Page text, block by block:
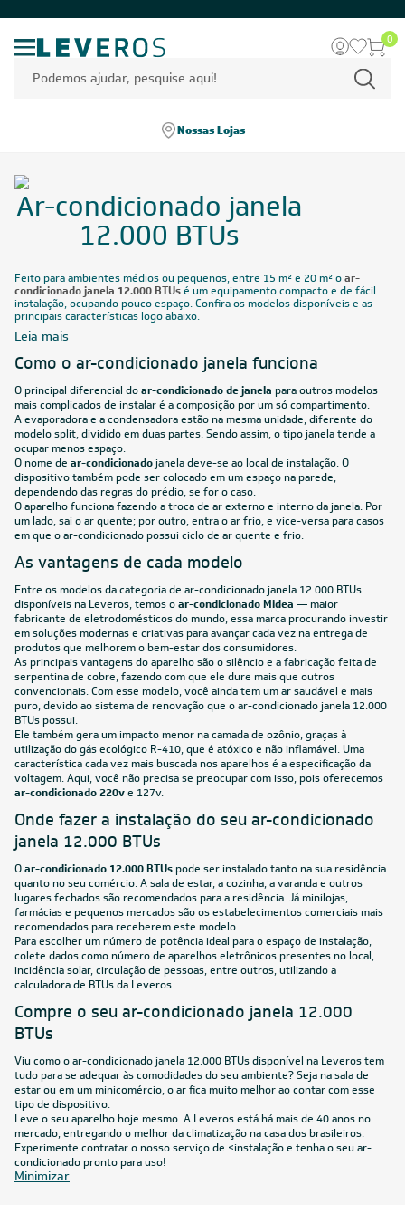
0
Nossas Lojas
Ar-condicionado janela
12.000 BTUs
Feito para ambientes médios ou pequenos, entre 15 m² e 20 m² oar-
condicionado janela 12.000 BTUsé um equipamento compacto e de fácil
instalação, ocupando pouco espaço. Confira os modelos disponíveis e as
principais características logo abaixo.
Leia mais
Como o ar-condicionado janela funciona
O principal diferencial doar-condicionado de janela para outros modelos
mais complicados de instalar é a composição por um só compartimento.
A evaporadora e a condensadora estão na mesma unidade, diferente do
modelosplit, dividido em duas partes. Sendo assim, o tipo janela tende a
ocupar menos espaço.
O nome de ar-condicionadojanela deve-se ao local de instalação. O
dispositivo também pode ser colocado em um espaço na parede,
dependendo das regras do prédio, se for o caso.
O aparelho funciona fazendo a troca de ar externo e interno da janela. Por
um lado, sai o ar quente; por outro, entra o ar frio, e vice-versa para casos
em que o ar-condicionado possui ciclo de ar quente e frio.
As vantagens de cada modelo
Entre os modelos da categoria de ar-condicionado janela 12.000 BTUs
disponíveis na Leveros, temos oar-condicionado Midea — maior
fabricante de eletrodomésticos do mundo, essa marca procurando investir
em soluções modernas e criativas para avançar cada vez na entrega de
produtos que melhorem o bem-estar dos consumidores.
As principais vantagens do aparelho são o silêncio e a fabricação feita de
serpentina de cobre, fazendo com que ele dure mais que outros
convencionais. Com esse modelo, você ainda tem um ar saudável e mais
puro, devido ao sistema de renovação que o ar-condicionado janela 12.000
BTUs possui.
Ele também gera um impacto menor na camada de ozônio, graças à
utilização do gás ecológico R-410, que é atóxico e não inflamável. Uma
característica cada vez mais buscada nos aparelhos é a especificação da
voltagem. Aqui, você não precisa se preocupar com isso, pois oferecemos
ar-condicionado 220ve 127v.
Onde fazer a instalação do seu ar-condicionado
janela 12.000 BTUs
Oar-condicionado 12.000 BTUspode ser instalado tanto na sua residência
quanto no seu comércio. A sala de estar, a cozinha, a varanda e outros
lugares fechados são recomendados para a residência. Já minilojas,
farmácias e pequenos mercados são os estabelecimentos comerciais mais
recomendados para receberem este modelo.
Para escolher um número de potência ideal para o espaço de instalação,
colete dados como número de aparelhos eletrônicos presentes no local,
incidência solar, circulação de pessoas, entre outros, utilizando a
calculadora de BTUsda Leveros.
Compre o seu ar-condicionado janela 12.000
BTUs
Viu como o ar-condicionado janela 12.000 BTUs disponível na Leveros tem
tudo para se adequar às comodidades do seu ambiente? Seja na sala de
estar ou em um minicomércio, o ar fica muito melhor ao contar com esse
tipo de dispositivo.
Leve o seu aparelho hoje mesmo. A Leveros está há mais de 40 anos no
mercado, entregando o melhor da climatização na casa dos brasileiros.
Experimente contratar o nosso serviço de <instalaçãoe tenha o seu ar-
condicionado pronto para uso!
Minimizar